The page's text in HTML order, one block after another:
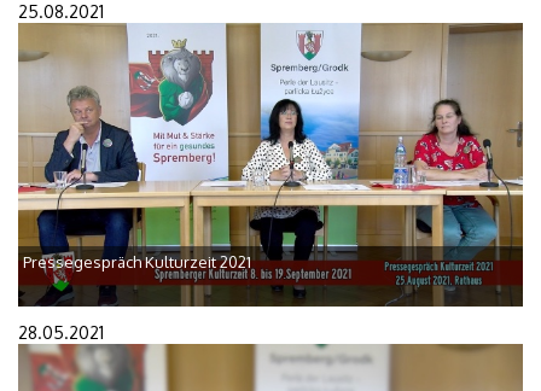
25.08.2021
Pressegespräch Kulturzeit 2021
28.05.2021